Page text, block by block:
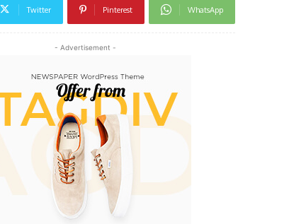
Twitter Pinterest WhatsApp
- Advertisement -